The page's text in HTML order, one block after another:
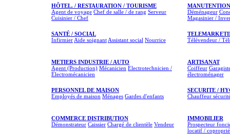
HÔTEL. / RESTAURATION / TOURISME
Agent de voyage Chef de salle / de rang Serveur
Cuisinier / Chef
Déménageur
Magasinier /
SANTÉ / SOCIAL
Infirmier Aide soignant Assistant social Nourrice
Télévendeur /
METIERS INDUSTRIE / AUTO
Agent (Production) Mécanicien Electrotechnicien /
Electromécanicien
ARTISANAT
Coiffeur
électroménager
PERSONNEL DE MAISON
Employés de maison Ménages Gardes d'enfants
SECURITE /
Chauffeur
COMMERCE DISTRIBUTION
Démonstrateur Caissier Chargé de clientèle Vendeur
IMMOBILIER
Prospecteur
locatif /